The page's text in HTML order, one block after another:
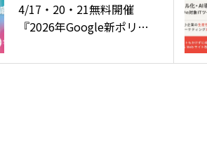
4/17・20・21無料開催
『2026年Google新ポリシ